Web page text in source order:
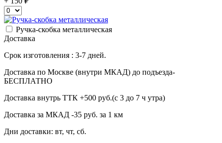
Ручка-скобка металлическая
Доставка
Срок изготовления : 3-7 дней.
Доставка по Москве (внутри МКАД) до подъезда-
БЕСПЛАТНО
Доставка внутрь ТТК +500 руб.(с 3 до 7 ч утра)
Доставка за МКАД -35 руб. за 1 км
Дни доставки: вт, чт, сб.